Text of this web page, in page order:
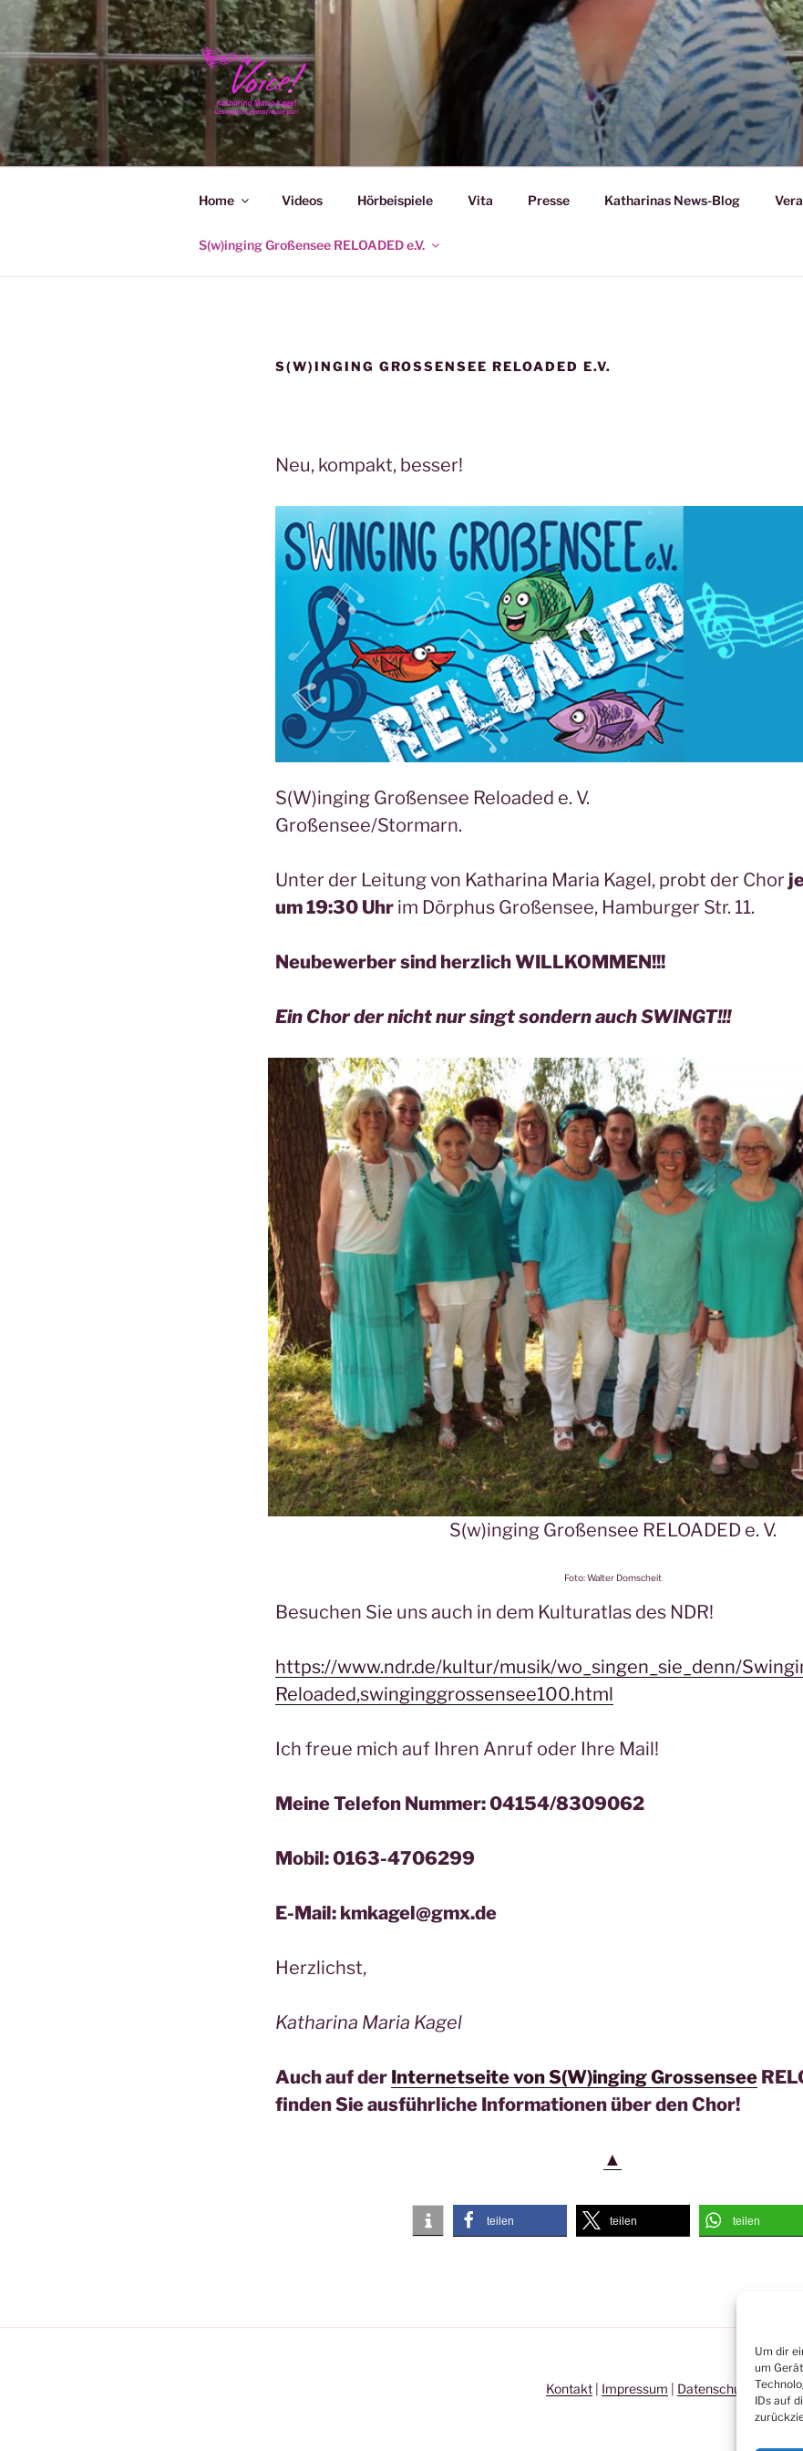
Um dir
um
IDs auf
Inhalt
springen
KATHARINA MARIA KAGEL
Home Videos Hörbeispiele Vita Presse Katharinas News-Blog
S(w)inging Großensee RELOADED e.V.
S(W)INGING GROSSENSEE RELOADED E.V.
Neu, kompakt, besser!
S(W)inging Großensee Reloaded e. V.
Großensee/Stormarn.
Unter der Leitung von Katharina Maria Kagel, probt der Chor
um 19:30 Uhr im Dörphus Großensee, Hamburger Str. 11.
Neubewerber sind herzlich WILLKOMMEN!!!
Ein Chor der nicht nur singt sondern auch SWINGT!!!
S(w)inging Großensee RELOADED e. V.
Foto: Walter Domscheit
Besuchen Sie uns auch in dem Kulturatlas des NDR!
https://www.ndr.de/kultur/musik/wo_singen_sie_denn/
Reloaded,swinginggrossensee100.html
Ich freue mich auf Ihren Anruf oder Ihre Mail!
Meine Telefon Nummer: 04154/8309062
Mobil: 0163-4706299
E-Mail: kmkagel@gmx.de
Herzlichst,
Katharina Maria Kagel
Auch auf der Internetseite von S(W)inging Grossensee
finden Sie ausführliche Informationen über den Chor!
▲
teilen teilen teilen
Kontakt| Impressum Datenschutz |Links